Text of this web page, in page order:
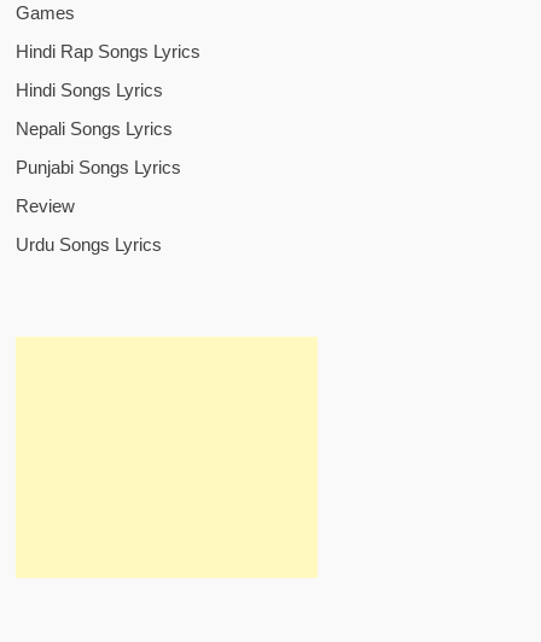
Games
Hindi Rap Songs Lyrics
Hindi Songs Lyrics
Nepali Songs Lyrics
Punjabi Songs Lyrics
Review
Urdu Songs Lyrics